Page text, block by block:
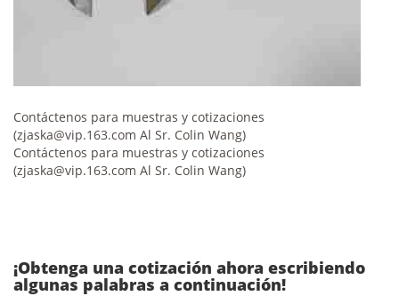
Contáctenos para muestras y cotizaciones
(zjaska@vip.163.com Al Sr. Colin Wang)
Contáctenos para muestras y cotizaciones
(zjaska@vip.163.com Al Sr. Colin Wang)
¡Obtenga una cotización ahora escribiendo
algunas palabras a continuación!